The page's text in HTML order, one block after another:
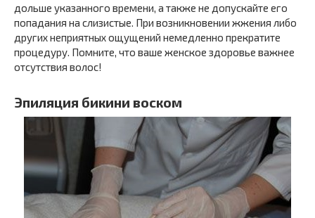
дольше указанного времени, а также не допускайте его
попадания на слизистые. При возникновении жжения либо
других неприятных ощущений немедленно прекратите
процедуру. Помните, что ваше женское здоровье важнее
отсутствия волос!
Эпиляция бикини воском